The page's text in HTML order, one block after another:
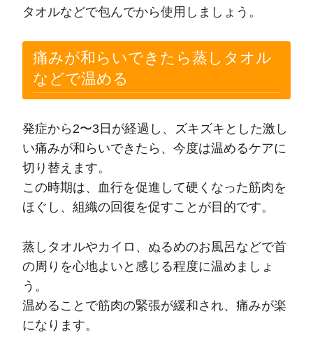
タオルなどで包んでから使用しましょう。
痛みが和らいできたら蒸しタオル
などで温める
発症から2〜3日が経過し、ズキズキとした激し
い痛みが和らいできたら、今度は温めるケアに
切り替えます。
この時期は、血行を促進して硬くなった筋肉を
ほぐし、組織の回復を促すことが目的です。
蒸しタオルやカイロ、ぬるめのお風呂などで首
の周りを心地よいと感じる程度に温めましょ
う。
温めることで筋肉の緊張が緩和され、痛みが楽
になります。